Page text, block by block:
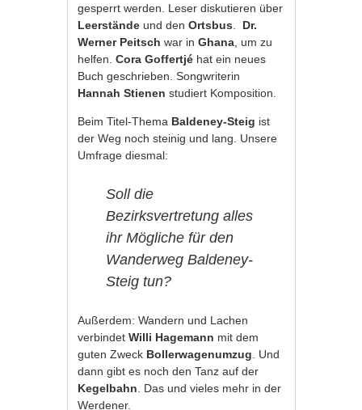
gesperrt werden. Leser diskutieren über
Leerstände und denOrtsbus
Dr.
Werner Peitsch war inGhana , um zu
helfen.Cora Goffertjé hat ein neues
Buch geschrieben. Songwriterin
Hannah Stienen studiert Komposition.
Beim Titel-Thema Baldeney-Steig ist
der Weg noch steinig und lang. Unsere
Umfrage diesmal:
Soll die
Bezirksvertretung alles
ihr Mögliche für den
Wanderweg Baldeney-
Steig tun?
Außerdem: Wandern und Lachen
verbindetWilli Hagemann mit dem
guten Zweck Bollerwagenumzug . Und
dann gibt es noch den Tanz auf der
Kegelbahn . Das und vieles mehr in der
Werdener.